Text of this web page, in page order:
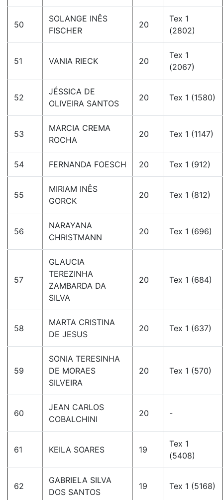
50
SOLANGE INÊS
FISCHER
20
Tex 1
(2802)
51 VANIA RIECK 20
Tex 1
(2067)
52
JÉSSICA DE
OLIVEIRA SANTOS
20 Tex 1 (1580)
53
MARCIA CREMA
ROCHA
20 Tex 1 (1147)
54 FERNANDA FOESCH 20 Tex 1 (912)
55
MIRIAM INÊS
GORCK
20 Tex 1 (812)
56
NARAYANA
CHRISTMANN
20 Tex 1 (696)
57
GLAUCIA
TEREZINHA
ZAMBARDA DA
SILVA
20 Tex 1 (684)
58
MARTA CRISTINA
DE JESUS
20 Tex 1 (637)
59
SONIA TERESINHA
DE MORAES
SILVEIRA
20 Tex 1 (570)
60
JEAN CARLOS
COBALCHINI
20 -
61 KEILA SOARES 19
Tex 1
(5408)
62
GABRIELA SILVA
DOS SANTOS
19 Tex 1 (5168)